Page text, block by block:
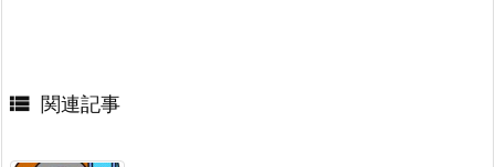
 関連記事